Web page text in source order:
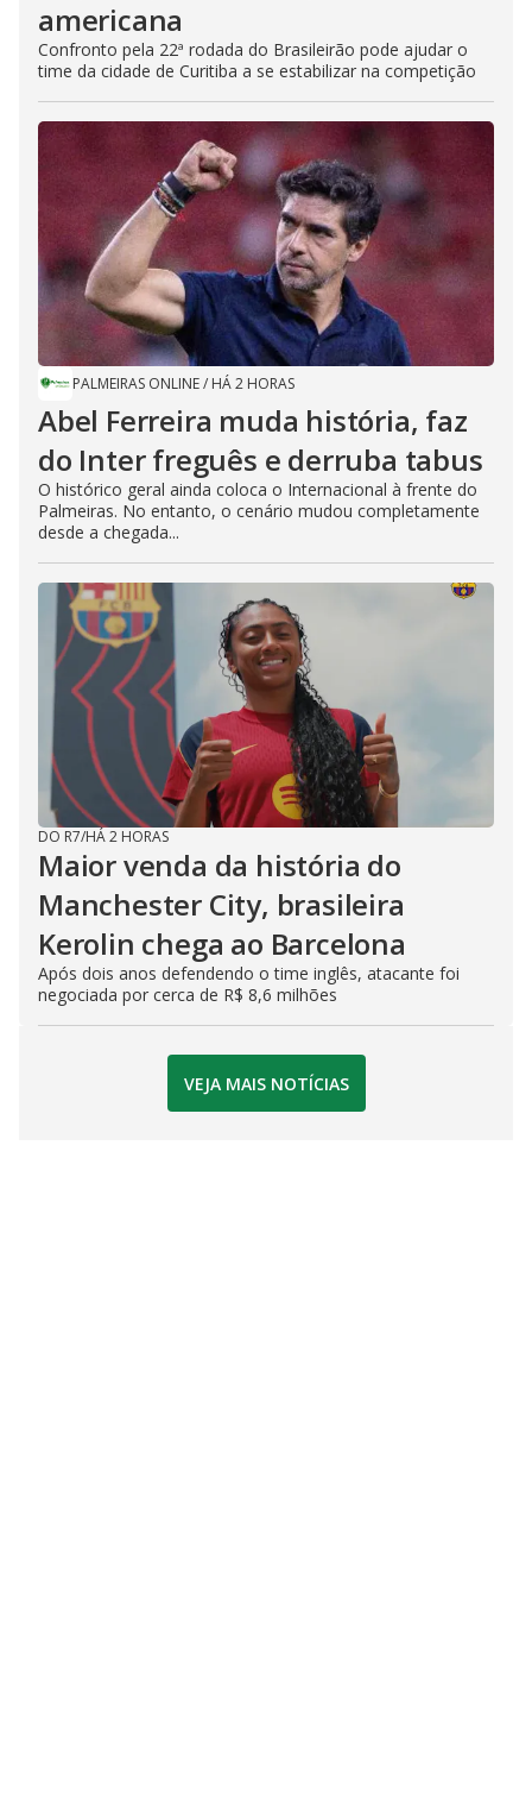
americana
Confronto pela 22ª rodada do Brasileirão pode ajudar o
time da cidade de Curitiba a se estabilizar na competição
PALMEIRAS ONLINE/ HÁ 2 HORAS
Abel Ferreira muda história, faz
do Inter freguês e derruba tabus
O histórico geral ainda coloca o Internacional à frente do
Palmeiras. No entanto, o cenário mudou completamente
desde a chegada...
DO R7/HÁ 2 HORAS
Maior venda da história do
Manchester City, brasileira
Kerolin chega ao Barcelona
Após dois anos defendendo o time inglês, atacante foi
negociada por cerca de R$ 8,6 milhões
VEJA MAIS NOTÍCIAS